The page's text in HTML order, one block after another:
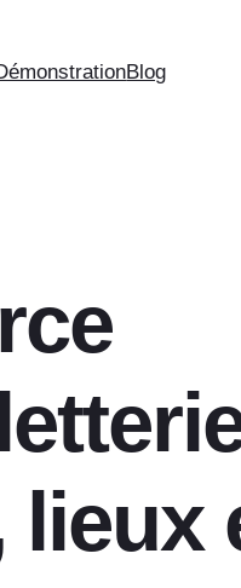
Blog
lieux